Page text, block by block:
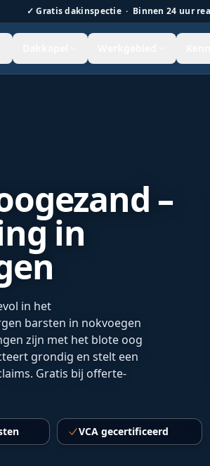
✓Gratis dakinspectie · Binnen 24 uur
–
in
in het
barsten in nokvoegen
zijn met het blote oog
grondig en stelt een
Gratis bij offerte-
VCA gecertificeerd